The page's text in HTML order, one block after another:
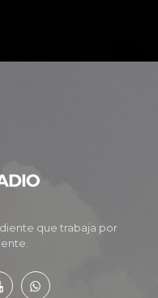
que trabaja por